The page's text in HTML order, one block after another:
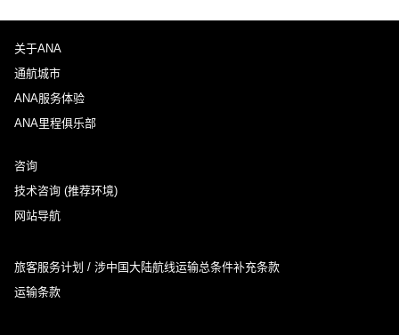
关于ANA
通航城市
ANA服务体验
ANA里程俱乐部
咨询
技术咨询 (推荐环境)
网站导航
旅客服务计划 / 涉中国大陆航线运输总条件补充条款
运输条款